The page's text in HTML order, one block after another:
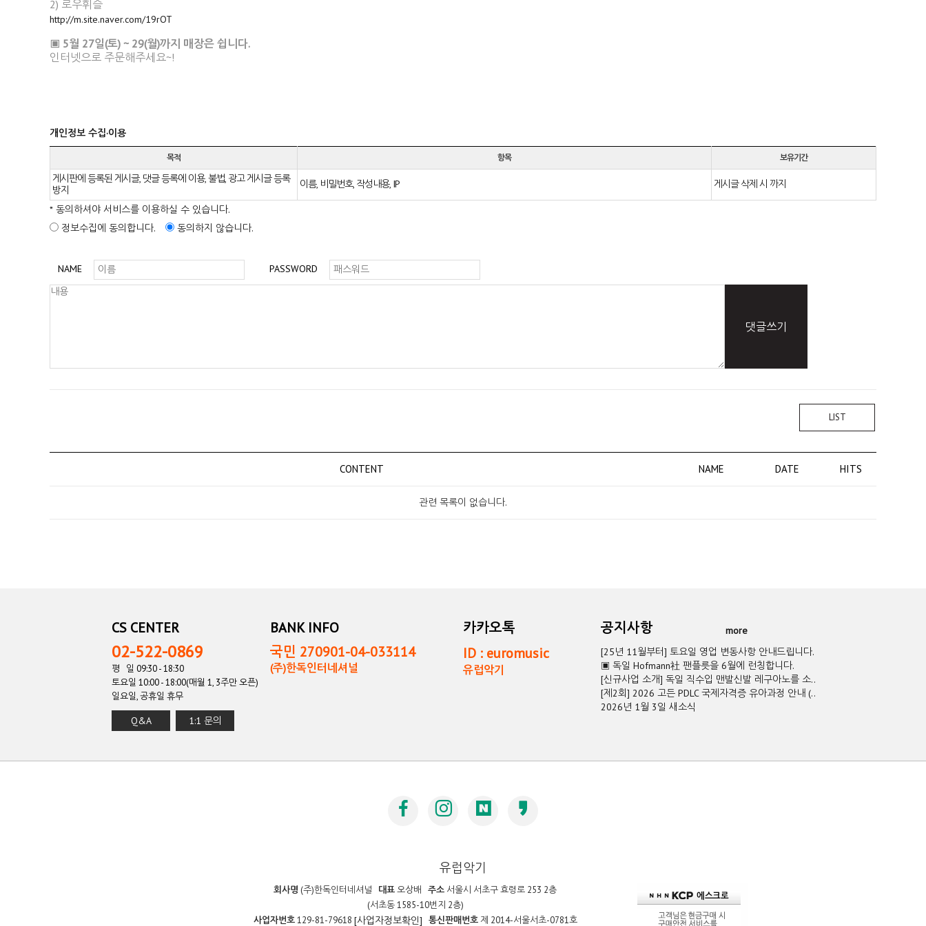
2) 로우휘슬
http://m.site.naver.com/19rOT
▣ 5월 27일(토) ~ 29(월)까지 매장은 쉽니다.
인터넷으로 주문해주세요~!
개인정보 수집·이용
목적 항목 보유기간
게시판에 등록된 게시글, 댓글 등록에 이용, 불법, 광고 게시글 등록
방지
이름, 비밀번호, 작성내용, IP 게시글 삭제 시 까지
* 동의하셔야 서비스를 이용하실 수 있습니다.
정보수집에 동의합니다.
동의하지 않습니다.
NAME PASSWORD
댓글쓰기
LIST
CONTENT NAME DATE HITS
관련 목록이 없습니다.
CS CENTER
02-522-0869
평 일 09:30 - 18:30
토요일 10:00 - 18:00(매월 1, 3주만 오픈)
일요일, 공휴일 휴무
Q&A 1:1 문의
BANK INFO
국민 270901-04-033114
(주)한독인터네셔널
카카오톡
ID : euromusic
유럽악기
공지사항
more
[25년 11월부터] 토요일 영업 변동사항 안내드립니다.
▣ 독일 Hofmann社 팬플릇을 6월에 런칭합니다.
[신규사업 소개] 독일 직수입 맨발신발 레구아노를 소..
[제2회] 2026 고든 PDLC 국제자격증 유아과정 안내 (..
2026년 1월 3일 새소식
유럽악기
회사명 (주)한독인터네셔널 대표오상배 주소 서울시 서초구 효령로 253 2층
(서초동 1585-10번지 2층)
사업자번호129-81-79618 [사업자정보확인] 통신판매번호제 2014-서울서초-0781호